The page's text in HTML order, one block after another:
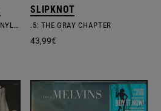
– THE SINGLES COLORED VINYL EDITION
SLIPKNOT
.5: THE GRAY CHAPTER
43,99€